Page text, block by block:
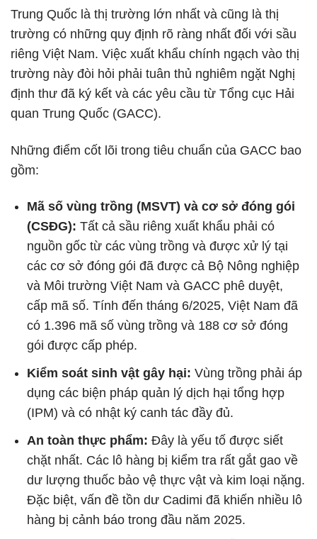
Trung Quốc là thị trường lớn nhất và cũng là thị
trường có những quy định rõ ràng nhất đối với sầu
riêng Việt Nam. Việc xuất khẩu chính ngạch vào thị
trường này đòi hỏi phải tuân thủ nghiêm ngặt Nghị
định thư đã ký kết và các yêu cầu từ Tổng cục Hải
quan Trung Quốc (GACC).
Những điểm cốt lõi trong tiêu chuẩn của GACC bao
gồm:
Mã số vùng trồng (MSVT) và cơ sở đóng gói
(CSĐG): Tất cả sầu riêng xuất khẩu phải có
nguồn gốc từ các vùng trồng và được xử lý tại
các cơ sở đóng gói đã được cả Bộ Nông nghiệp
và Môi trường Việt Nam và GACC phê duyệt,
cấp mã số. Tính đến tháng 6/2025, Việt Nam đã
có 1.396 mã số vùng trồng và 188 cơ sở đóng
gói được cấp phép.
Kiểm soát sinh vật gây hại: Vùng trồng phải áp
dụng các biện pháp quản lý dịch hại tổng hợp
(IPM) và có nhật ký canh tác đầy đủ.
An toàn thực phẩm: Đây là yếu tố được siết
chặt nhất. Các lô hàng bị kiểm tra rất gắt gao về
dư lượng thuốc bảo vệ thực vật và kim loại nặng.
Đặc biệt, vấn đề tồn dư Cadimi đã khiến nhiều lô
hàng bị cảnh báo trong đầu năm 2025.